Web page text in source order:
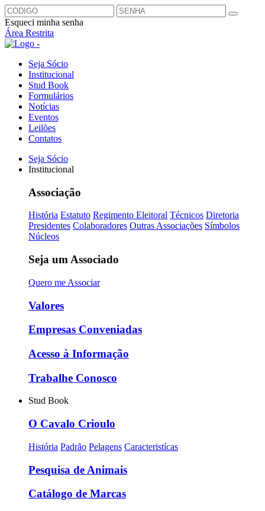
Esqueci minha senha
Área Restrita
Seja Sócio
Institucional
Stud Book
Formulários
Notícias
Eventos
Leilões
Contatos
Seja Sócio
Institucional
Associação
História Estatuto Regimento Eleitoral Técnicos Diretoria
Presidentes Colaboradores Outras Associações Símbolos
Núcleos
Seja um Associado
Quero me Associar
Valores
Empresas Conveniadas
Acesso à Informação
Trabalhe Conosco
Stud Book
O Cavalo Crioulo
História Padrão Pelagens Caracteristícas
Pesquisa de Animais
Catálogo de Marcas